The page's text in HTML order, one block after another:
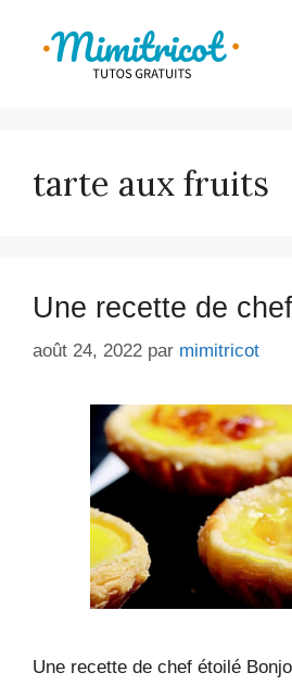
contenu
tarte aux fruits
Une recette de
août 24, 2022 par mimitricot
Une recette de chef étoilé